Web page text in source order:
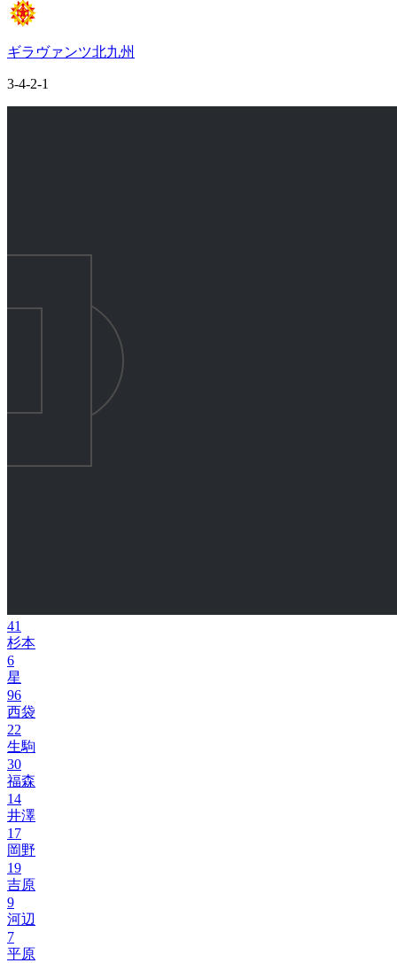
ギラヴァンツ北九州
3-4-2-1
41
杉本
6
星
96
西袋
22
生駒
30
福森
14
井澤
17
岡野
19
吉原
9
河辺
7
平原